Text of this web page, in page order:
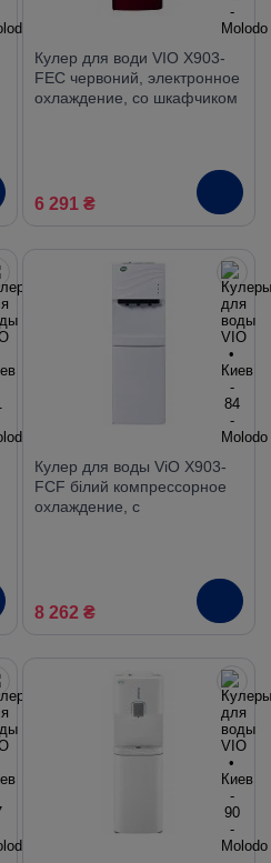
Кулер для води VIO X903-
FEC червоний, электронное
охлаждение, со шкафчиком
6 291 ₴
Кулер для воды ViO X903-
FCF білий компрессорное
охлаждение, с
8 262 ₴